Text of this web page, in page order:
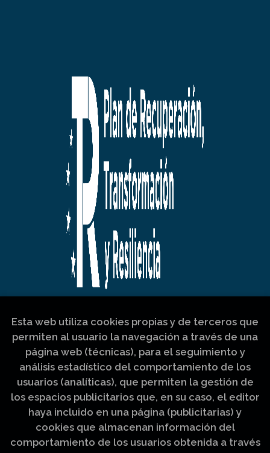
Esta web utiliza cookies propias y de terceros que
permiten al usuario la navegación a través de una
página web (técnicas), para el seguimiento y
análisis estadístico del comportamiento de los
usuarios (analíticas), que permiten la gestión de
los espacios publicitarios que, en su caso, el editor
haya incluido en una página (publicitarias) y
cookies que almacenan información del
comportamiento de los usuarios obtenida a través